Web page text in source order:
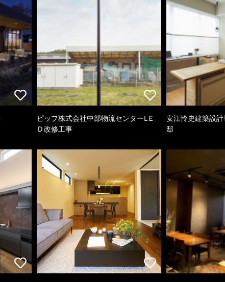
ピップ株式会社中部物流センターLＥ
Ｄ改修工事
安江怜史建築設
邸